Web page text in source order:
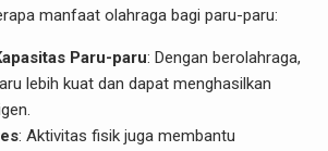
manfaat olahraga bagi paru-paru:
Paru-paru: Dengan berolahraga,
lebih kuat dan dapat menghasilkan
: Aktivitas fisik juga membantu